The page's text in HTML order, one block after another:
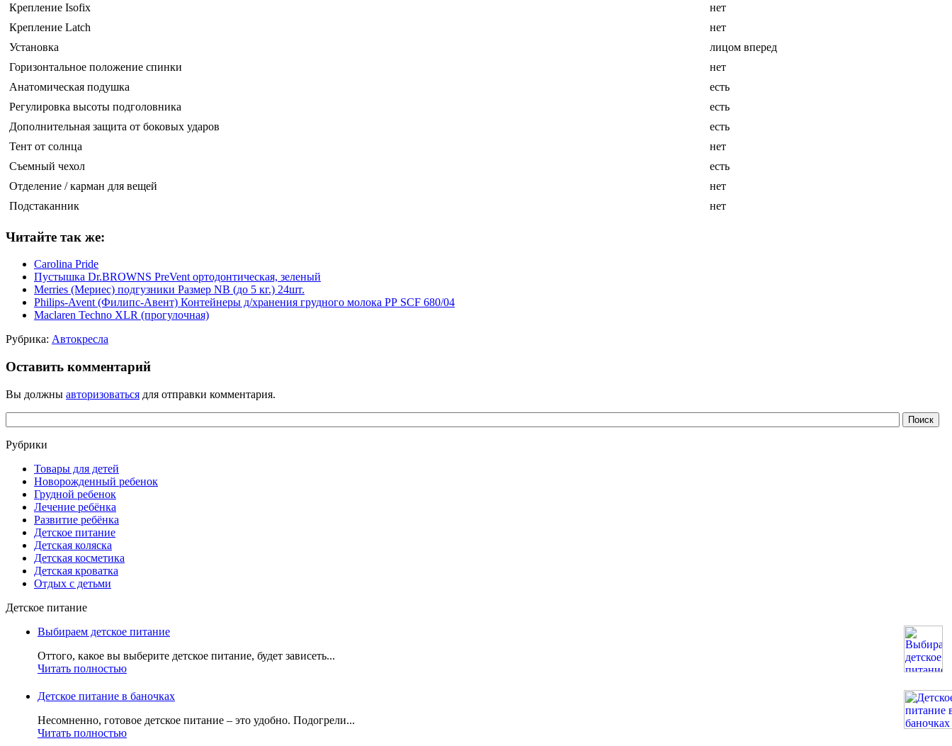
Крепление Isofix
нет
Крепление Latch
нет
Установка
лицом вперед
Горизонтальное положение спинки
нет
Анатомическая подушка
есть
Регулировка высоты подголовника
есть
Дополнительная защита от боковых ударов
есть
Тент от солнца
нет
Съемный чехол
есть
Отделение / карман для вещей
нет
Подстаканник
нет
Читайте так же:
Carolina Pride
Пустышка Dr.BROWNS PreVent ортодонтическая, зеленый
Merries (Мериес) подгузники Размер NB (до 5 кг.) 24шт.
Philips-Avent (Филипс-Авент) Контейнеры д/хранения грудного молока РР SCF 680/04
Maclaren Techno XLR (прогулочная)
Рубрика: Автокресла
Оставить комментарий
Вы должны авторизоваться для отправки комментария.
Рубрики
Товары для детей
Новорожденный ребенок
Грудной ребенок
Лечение ребёнка
Развитие ребёнка
Детское питание
Детская коляска
Детская косметика
Детская кроватка
Отдых с детьми
Детское питание
Выбираем детское питание
Оттого, какое вы выберите детское питание, будет зависеть...
Читать полностью
Детское питание в баночках
Несомненно, готовое детское питание – это удобно. Подогрели...
Читать полностью